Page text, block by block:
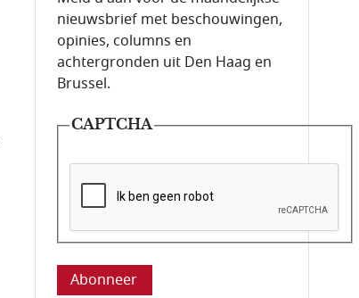
nieuwsbrief met beschouwingen,
opinies, columns en
achtergronden uit Den Haag en
Brussel.
CAPTCHA
Deze vraag is om te controleren dat u